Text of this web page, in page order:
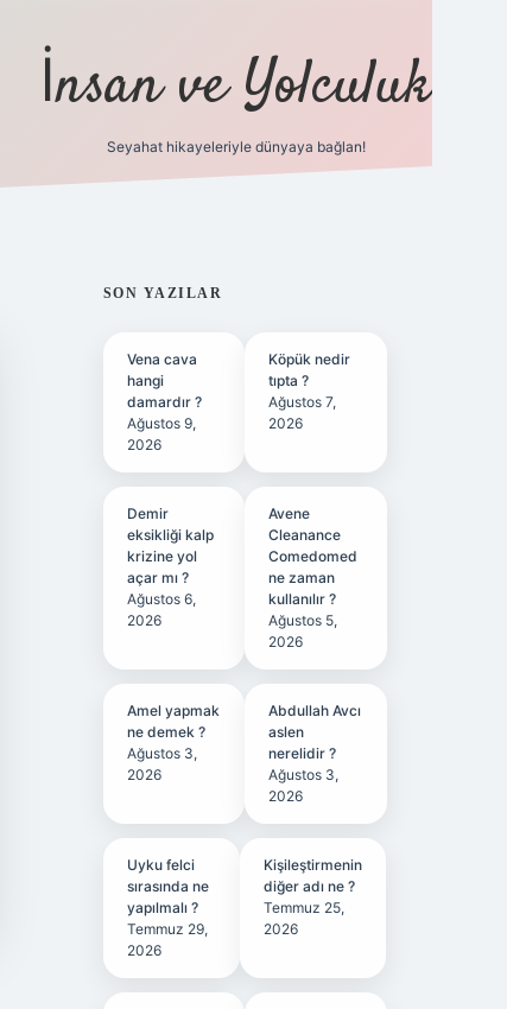
İnsan ve Yolculuk
Seyahat hikayeleriyle dünyaya bağlan!
SIDEBAR
SON YAZILAR
Vena cava
hangi
damardır ?
Ağustos 9,
2026
Köpük nedir
tıpta ?
Ağustos 7,
2026
Demir
eksikliği kalp
krizine yol
açar mı ?
Ağustos 6,
2026
Avene
Cleanance
Comedomed
ne zaman
kullanılır ?
Ağustos 5,
2026
Amel yapmak
ne demek ?
Ağustos 3,
2026
Abdullah Avcı
aslen
nerelidir ?
Ağustos 3,
2026
Uyku felci
sırasında ne
yapılmalı ?
Temmuz 29,
2026
Kişileştirmenin
diğer adı ne ?
Temmuz 25,
2026